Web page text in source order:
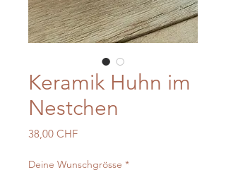
Keramik Huhn im
Nestchen
38,00 CHFPreis
Deine Wunschgrösse *